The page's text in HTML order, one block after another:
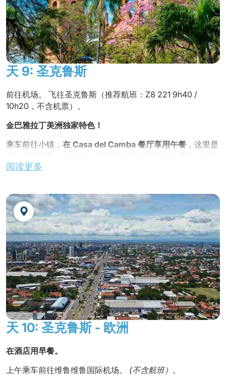
下午将在玻利瓦尔公园散步，这是苏克雷人散步的公共花
园。 参观圣费利佩内里修道院，在露台上您可以欣赏到这座
城市及其教堂的壮丽全景。
不含晚餐。
夜宿酒店。
天 9: 圣克鲁斯
前往机场。 飞往圣克鲁斯（推荐航班：Z8 221 9h40 /
10h20，不含机票）。
金巴雅拉丁美洲独家特色！
乘车前往小镇， 在 Casa del Camba 餐厅享用午餐 ，这里是
令人赞赏。
不含晚餐。
夜宿酒店
阅读更多
天 10: 圣克鲁斯 - 欧洲
在酒店用早餐。
上午乘车前往维鲁维鲁国际机场。
(不含航班）。